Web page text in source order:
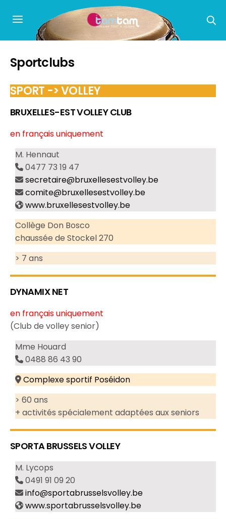
Sportclubs
SPORT -> VOLLEY
BRUXELLES-EST VOLLEY CLUB
en français uniquement
M. Hennaut
0477 73 19 47
secretaire@bruxellesestvolley.be
comite@bruxellesestvolley.be
www.bruxellesestvolley.be
Collège Don Bosco
chaussée de Stockel 270
> 7 ans
DYNAMIX NET
en français uniquement
(Club de volley senior)
Mme Houard
0488 86 43 90
Complexe sportif Poséidon
> 60 ans
+ activités spécialement adaptées aux seniors
SPORTA BRUSSELS VOLLEY
M. Lycops
0491 91 09 20
info@sportabrusselsvolley.be
www.sportabrusselsvolley.be